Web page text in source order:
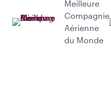
Meilleure
Compagnie
Aérienne
du Monde